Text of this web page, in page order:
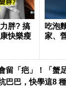
胖? 搞
快樂瘦
吃泡
家、
留「疤」！「蟹
巴巴，快學這8